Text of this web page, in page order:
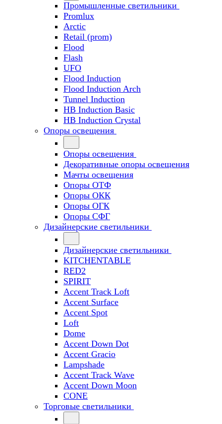
Промышленные светильники
Promlux
Arctic
Retail (prom)
Flood
Flash
UFO
Flood Induction
Flood Induction Arch
Tunnel Induction
HB Induction Basic
HB Induction Crystal
Опоры освещения
Опоры освещения
Декоративные опоры освещения
Мачты освещения
Опоры ОТФ
Опоры ОКК
Опоры ОГК
Опоры СФГ
Дизайнерские светильники
Дизайнерские светильники
KITCHENTABLE
RED2
SPIRIT
Accent Track Loft
Accent Surface
Accent Spot
Loft
Dome
Accent Down Dot
Accent Gracio
Lampshade
Accent Track Wave
Accent Down Moon
CONE
Торговые светильники